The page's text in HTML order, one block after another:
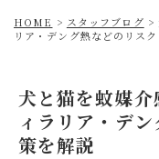
HOME > スタッフブログ >
リア・デング熱などのリス
犬と猫を蚊媒
ィラリア・デ
策を解説